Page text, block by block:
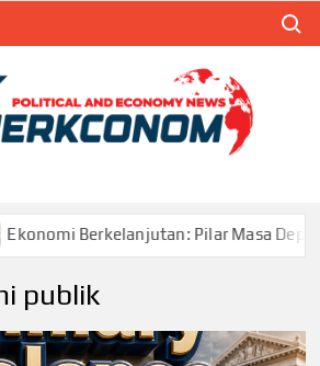
Pilar Masa Depan
publik